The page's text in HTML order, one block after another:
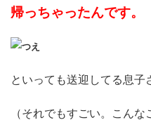
帰っちゃったんです。
といっても送迎してる息子
（それでもすごい。こんな